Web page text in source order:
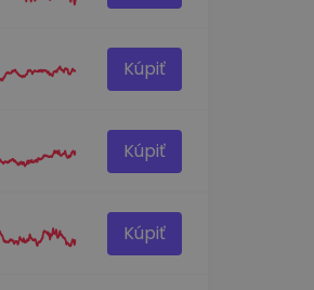
Kúpiť
Kúpiť
Kúpiť